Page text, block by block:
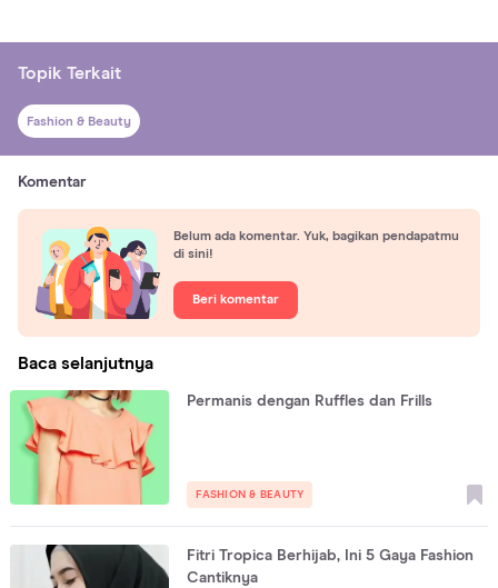
Topik Terkait
Fashion & Beauty
Komentar
Belum ada komentar. Yuk, bagikan pendapatmu
di sini!
Beri komentar
Baca selanjutnya
Permanis dengan Ruffles dan Frills
FASHION & BEAUTY
Fitri Tropica Berhijab, Ini 5 Gaya Fashion
Cantiknya